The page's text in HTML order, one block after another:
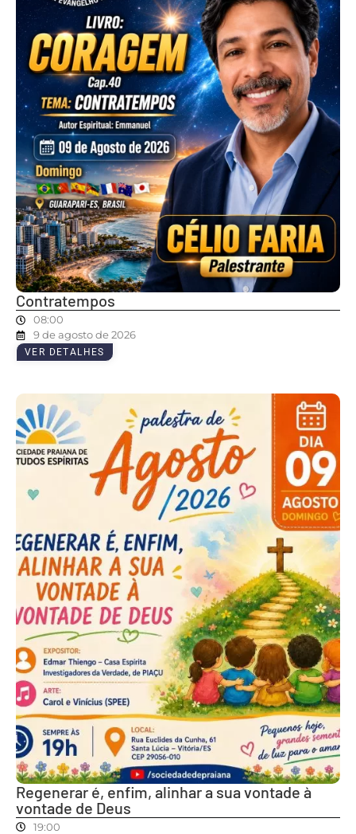
Contratempos
08:00
9 de agosto de 2026
VER DETALHES
Regenerar é, enfim, alinhar a sua vontade à
vontade de Deus
19:00